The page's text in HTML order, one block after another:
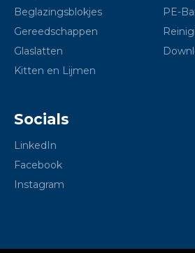
Beglazingsblokjes
Gereedschappen
Glaslatten
Kitten en Lijmen
PE-
Socials
LinkedIn
Facebook
Instagram